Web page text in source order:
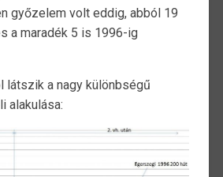
győzelem volt eddig, abból 19
a maradék 5 is 1996-ig
látszik a nagy különbségű
alakulása: